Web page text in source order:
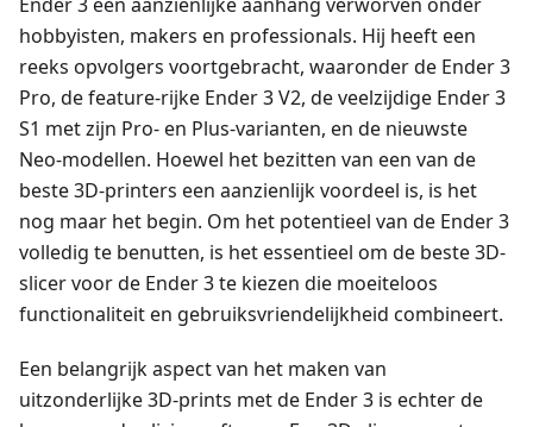
hobbyisten, makers en professionals. Hij heeft een
reeks opvolgers voortgebracht, waaronder de Ender 3
Pro, de feature-rijke Ender 3 V2, de veelzijdige Ender 3
S1 met zijn Pro- en Plus-varianten, en de nieuwste
Neo-modellen. Hoewel het bezitten van een van de
beste 3D-printers een aanzienlijk voordeel is, is het
nog maar het begin. Om het potentieel van de Ender 3
volledig te benutten, is het essentieel om de beste 3D-
slicer voor de Ender 3 te kiezen die moeiteloos
functionaliteit en gebruiksvriendelijkheid combineert.
Een belangrijk aspect van het maken van
uitzonderlijke 3D-prints met de Ender 3 is echter de